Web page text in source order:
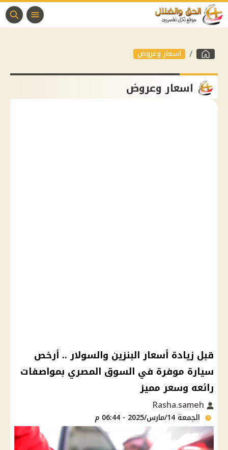
اسعار وعروض
اسعار وعروض
قبل زيادة أسعار البنزين والسولار .. أرخص
سيارة موفرة في السوق المصري بمواصفات
رائعه وسعر مميز
الجمعة 14/مارس/2025 - 06:44 م